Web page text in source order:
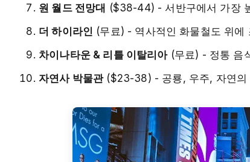
원 월드 전망대 ($38-44) - 서반구에서 가장
더 하이라인 (무료) - 역사적인 화물철도 위에
차이나타운 & 리틀 이탈리아(무료) - 정통 음
자연사 박물관($23-38) - 공룡, 우주, 자연의